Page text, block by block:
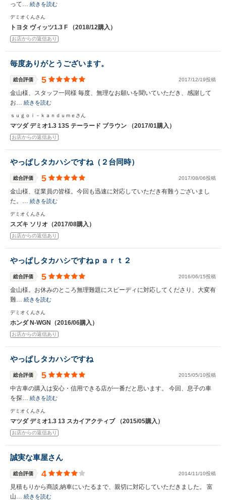
って… 続きを読む
デミオくんさん
トヨタ ヴィッツ1.3 F （2018/12購入）
お店からの返信あり
毎度ありがとうございます。
総合評価 5 2017/12/19投稿
金山様、スタッフ一同様 毎度、無理なお願いを聞いていただき、感謝して
お… 続きを読む
ｓｕｇｏｉ－ｋａｎｄｕｍｅさん
マツダ デミオ1.3 13S テーラード ブラウン （2017/01購入）
お店からの返信あり
やっぱしタカハシですね（２台同時）
総合評価 5 2017/08/06投稿
金山様、従業員の皆様。今回も迅速に対応していただき有難うございまし
た。… 続きを読む
デミオくんさん
スズキ ソリオ（2017/08購入）
お店からの返信あり
やっぱしタカハシですねｐａｒｔ２
総合評価 5 2016/06/15投稿
金山様。お休みのところ無理難題にスピーディに対応してくださり、大変有
難… 続きを読む
デミオくんさん
ホンダ N-WGN（2016/06購入）
お店からの返信あり
やっぱしタカハシですね
総合評価 5 2015/05/10投稿
中古車の購入は安心・信用できる店が一番だと思います。 今回、息子の車
を探… 続きを読む
デミオくんさん
マツダ デミオ1.3 13 スカイアクティブ （2015/05購入）
お店からの返信あり
誠実な車屋さん
総合評価 4 2014/11/10投稿
見積もりから商談,納車にいたるまで、親切に対応していただきました。 富
山… 続きを読む